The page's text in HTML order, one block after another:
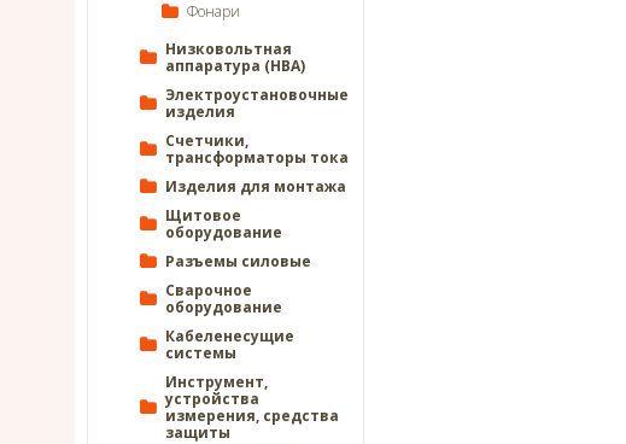
Фонари
Низковольтная
аппаратура (НВА)
Электроустановочные
изделия
Счетчики,
трансформаторы тока
Изделия для монтажа
Щитовое
оборудование
Разъемы силовые
Сварочное
оборудование
Кабеленесущие
системы
Инструмент,
устройства
измерения, средства
защиты